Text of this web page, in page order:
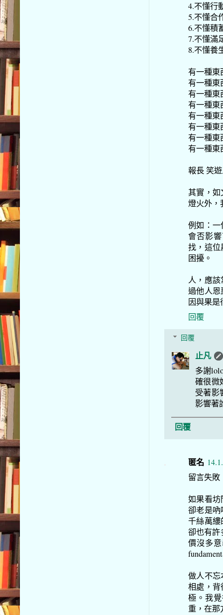
4.不懂行
5.不懂合
6.不懂積
7.不懂滿
8.不懂養
有一種東
有一種東
有一種東
有一種東
有一種東
有一種東
有一種東
有一種東
報長 笑
其實，
燈火外，
例如：
會否影
找，這
困擾。
人，應
過他人
因與果是
回覆
回覆
止凡
多謝
確很微
受著影
影響著
回覆
匿名
留言失敗
如果看
卻老是
千絲萬
卻也有許
價沒多
做人不
相處，
極。我
重，在那